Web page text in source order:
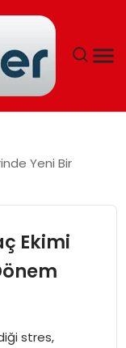
Yeni Bir
Ekimi
stres,